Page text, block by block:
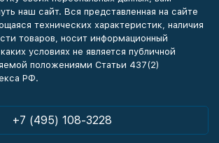
наш сайт. Вся представленная на сайте
технических характеристик, наличия
товаров, носит информационный
условиях не является публичной
положениями Статьи 437(2)
РФ.
+7 (495) 108-3228